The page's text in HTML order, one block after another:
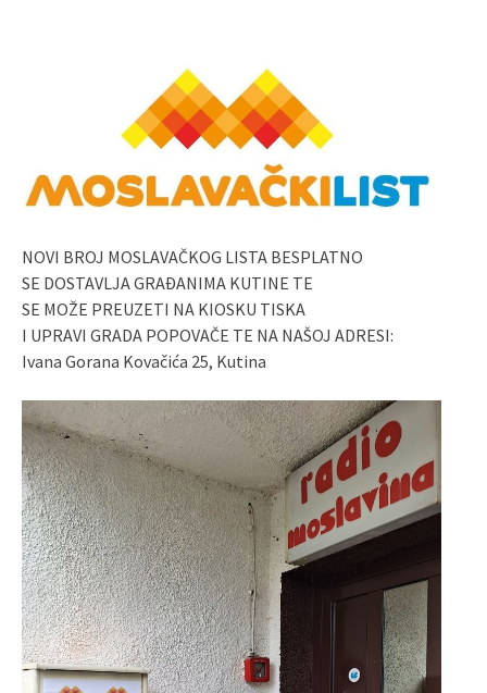
NOVI BROJ MOSLAVAČKOG LISTA BESPLATNO
SE DOSTAVLJA GRAĐANIMA KUTINE TE
SE MOŽE PREUZETI NA KIOSKU TISKA
I UPRAVI GRADA POPOVAČE TE NA NAŠOJ ADRESI:
Ivana Gorana Kovačića 25, Kutina